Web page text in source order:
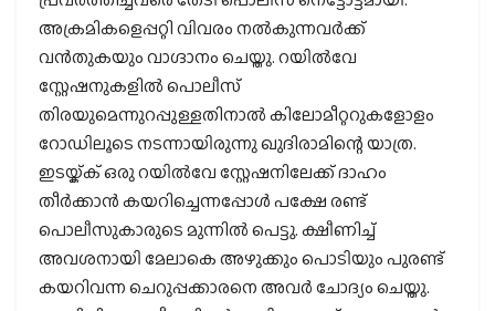
അക്രമികളെപ്പറ്റി വിവരം നൽകുന്നവർക്ക്
വൻതുകയും വാഗ്ദാനം ചെയ്തു. റയിൽവേ
സ്റ്റേഷനുകളിൽ പൊലീസ്
തിരയുമെന്നുറപ്പുള്ളതിനാൽ കിലോമീറ്ററുകളോളം
റോഡിലൂടെ നടന്നായിരുന്നു ഖുദിരാമിന്റെ യാത്ര.
ഇടയ്ക്ക് ഒരു റയിൽവേ സ്റ്റേഷനിലേക്ക് ദാഹം
തീർക്കാൻ കയറിച്ചെന്നപ്പോൾ പക്ഷേ രണ്ട്
പൊലീസുകാരുടെ മുന്നിൽ പെട്ടു. ക്ഷീണിച്ച്
അവശനായി മേലാകെ അഴുക്കും പൊടിയും പുരണ്ട്
കയറിവന്ന ചെറുപ്പക്കാരനെ അവർ ചോദ്യം ചെയ്തു.